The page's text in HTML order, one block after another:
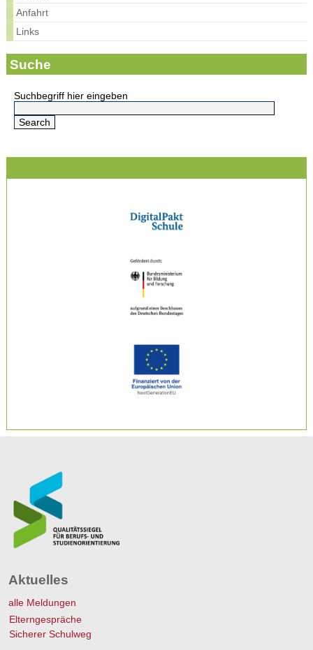
Anfahrt
Links
Suche
Suchbegriff hier eingeben
Aktuelles
alle Meldungen
Elterngespräche
Sicherer Schulweg